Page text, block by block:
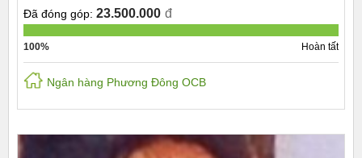
Đã đóng góp: 23.500.000 đ
100% Hoàn tất
Ngân hàng Phương Đông OCB